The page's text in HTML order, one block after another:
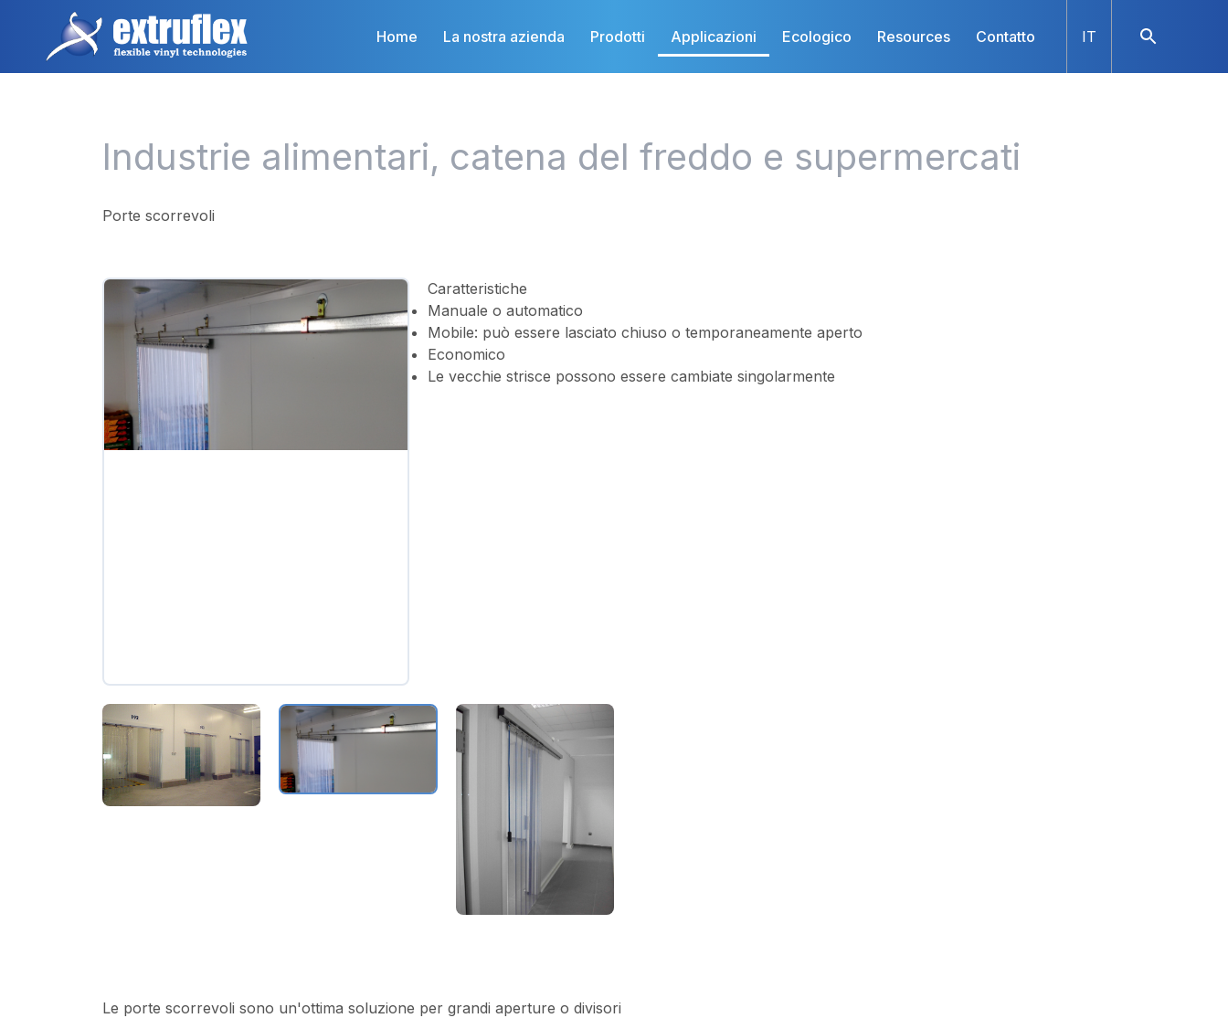
contenuto
principale
Home La nostra azienda Prodotti Applicazioni Ecologico Resources Contatto IT
Industrie alimentari, catena del freddo e supermercati
Porte scorrevoli
Caratteristiche
Manuale o automatico
Mobile: può essere lasciato chiuso o temporaneamente aperto
Economico
Le vecchie strisce possono essere cambiate singolarmente
Le porte scorrevoli sono un'ottima soluzione per grandi aperture o divisori